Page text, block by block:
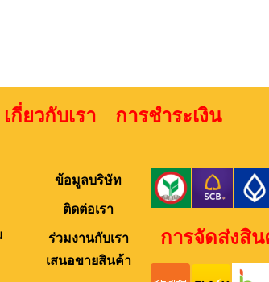
วกับเรา การชำระเ
ข้อมูลบริษัท
ติดต่อเรา
ร่วมงานกับเรา
เสนอขายสินค้า
การจัดส่งสิน